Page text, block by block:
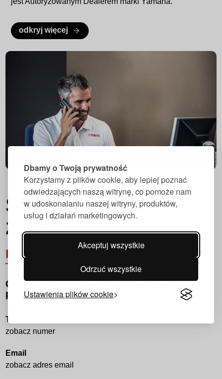
Dbamy o Twoją prywatność
Korzystamy z plików cookie, aby lepiej poznać
odwiedzających naszą witrynę, co pomoże nam
w udoskonalaniu naszej witryny, produktów,
usług i działań marketingowych.
Akceptuj wszystkie
Odrzuć wszystkie
Ustawienia plików cookie
odkryj więcej
Skontaktuj się
z nami
Kłodzko
Chcesz umówić się na spotkanie, masz
pytanie przed zakupem?
Telefon
zobacz numer
Email
zobacz adres email